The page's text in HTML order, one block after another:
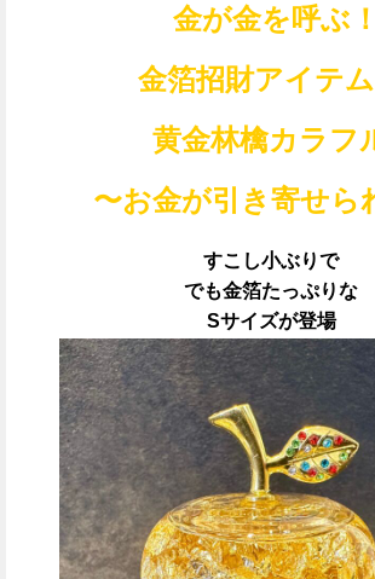
金が金を呼ぶ！
金箔招財アイテム
黄金林檎カラフ
〜お金が引き寄せら
すこし小ぶりで
でも金箔たっぷりな
Sサイズが登場